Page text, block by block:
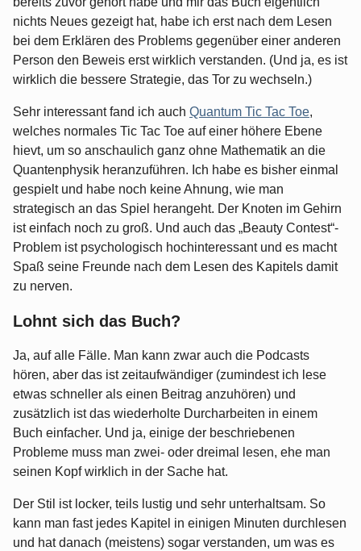
nichts Neues gezeigt hat, habe ich erst nach dem Lesen
bei dem Erklären des Problems gegenüber einer anderen
Person den Beweis erst wirklich verstanden. (Und ja, es ist
wirklich die bessere Strategie, das Tor zu wechseln.)
Sehr interessant fand ich auch Quantum Tic Tac Toe,
welches normales Tic Tac Toe auf einer höhere Ebene
hievt, um so anschaulich ganz ohne Mathematik an die
Quantenphysik heranzuführen. Ich habe es bisher einmal
gespielt und habe noch keine Ahnung, wie man
strategisch an das Spiel herangeht. Der Knoten im Gehirn
ist einfach noch zu groß. Und auch das „Beauty Contest“-
Problem ist psychologisch hochinteressant und es macht
Spaß seine Freunde nach dem Lesen des Kapitels damit
zu nerven.
Lohnt sich das Buch?
Ja, auf alle Fälle. Man kann zwar auch die Podcasts
hören, aber das ist zeitaufwändiger (zumindest ich lese
etwas schneller als einen Beitrag anzuhören) und
zusätzlich ist das wiederholte Durcharbeiten in einem
Buch einfacher. Und ja, einige der beschriebenen
Probleme muss man zwei- oder dreimal lesen, ehe man
seinen Kopf wirklich in der Sache hat.
Der Stil ist locker, teils lustig und sehr unterhaltsam. So
kann man fast jedes Kapitel in einigen Minuten durchlesen
und hat danach (meistens) sogar verstanden, um was es